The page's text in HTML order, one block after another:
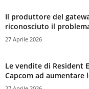
Il produttore del
riconosciuto il
27 Aprile 2026
Le vendite di Resident
Capcom ad aumentare